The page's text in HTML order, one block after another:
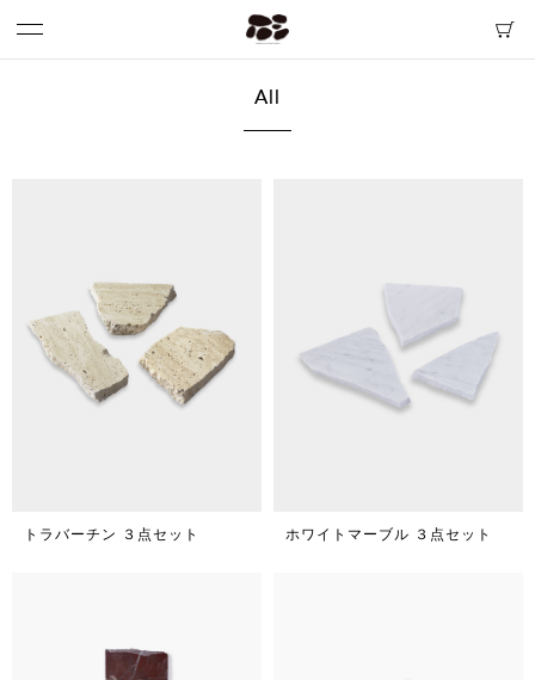
All
トラバーチン ３点セット ホワイトマーブル ３点セット